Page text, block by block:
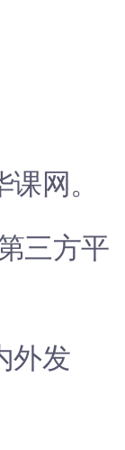
网。
三方平
外发